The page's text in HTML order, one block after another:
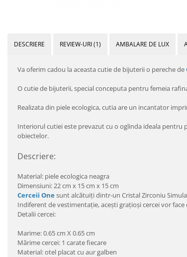
DESCRIERE REVIEW-URI(1) AMBALARE DE LUX
Va oferim cadou la aceasta cutie de bijuterii o pereche de
O cutie de bijuterii, special conceputa pentru femeia
Realizata din piele ecologica, cutia are un incantator
Interiorul cutiei este prevazut cu o oglinda ideala
obiectelor.
Descriere:
Material: piele ecologica neagra
Dimensiuni: 22 cm x 15 cm x 15 cm
Cerceii Onesunt alcătuiţi dintr-un Cristal Zirconiu
Indiferent de vestimentaţie, aceşti graţioşi cercei vor face
Detalii cercei:
Marime: 0.65 cm X 0.65 cm
Mărime cercei: 1 carate fiecare
Material: otel placat cu aur galben